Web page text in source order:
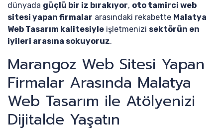
dünyada güçlü bir iz bırakıyor, oto tamirci web
sitesi yapan firmalar arasındaki rekabette Malatya
Web Tasarım kalitesiyle işletmenizi sektörün en
iyileri arasına sokuyoruz.
Marangoz Web Sitesi Yapan
Firmalar Arasında Malatya
Web Tasarım ile Atölyenizi
Dijitalde Yaşatın